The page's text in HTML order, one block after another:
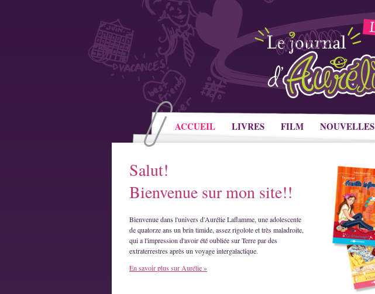
ACCUEIL LIVRES FILM NOUVELLES
Salut!
Bienvenue sur mon site!!
Bienvenue dans l'univers d'Aurélie Laflamme, une adolescente
de quatorze ans un brin timide, assez rigolote et très maladroite,
qui a l'impression d'avoir été oubliée sur Terre par des
extraterrestres après un voyage intergalactique.
En savoir plus sur Aurélie »